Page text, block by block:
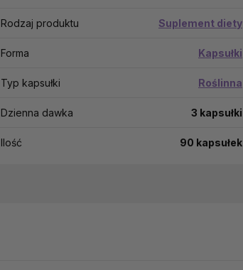
Rodzaj produktu Suplement diety
Forma Kapsułki
Typ kapsułki Roślinna
Dzienna dawka 3 kapsułki
Ilość 90 kapsułek